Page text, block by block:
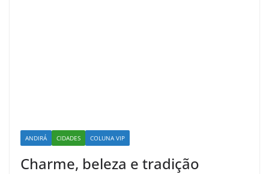
ANDIRÁ CIDADES COLUNA VIP
Charme, beleza e tradição